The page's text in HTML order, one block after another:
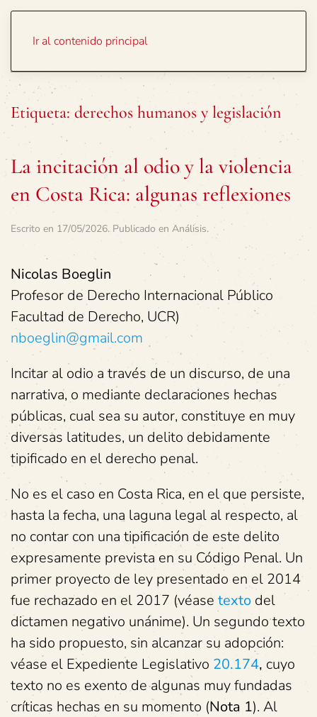
Ir al contenido principal
Etiqueta: derechos humanos y legislación
La incitación al odio y la violencia
en Costa Rica: algunas reflexiones
Escrito en 17/05/2026. Publicado en Análisis.
Nicolas Boeglin
Profesor de Derecho Internacional Público
Facultad de Derecho, UCR)
nboeglin@gmail.com
Incitar al odio a través de un discurso, de una
narrativa, o mediante declaraciones hechas
públicas, cual sea su autor, constituye en muy
diversas latitudes, un delito debidamente
tipificado en el derecho penal.
No es el caso en Costa Rica, en el que persiste,
hasta la fecha, una laguna legal al respecto, al
no contar con una tipificación de este delito
expresamente prevista en su Código Penal. Un
primer proyecto de ley presentado en el 2014
fue rechazado en el 2017 (véase texto del
dictamen negativo unánime). Un segundo texto
ha sido propuesto, sin alcanzar su adopción:
véase el Expediente Legislativo 20.174, cuyo
texto no es exento de algunas muy fundadas
críticas hechas en su momento (Nota 1). Al